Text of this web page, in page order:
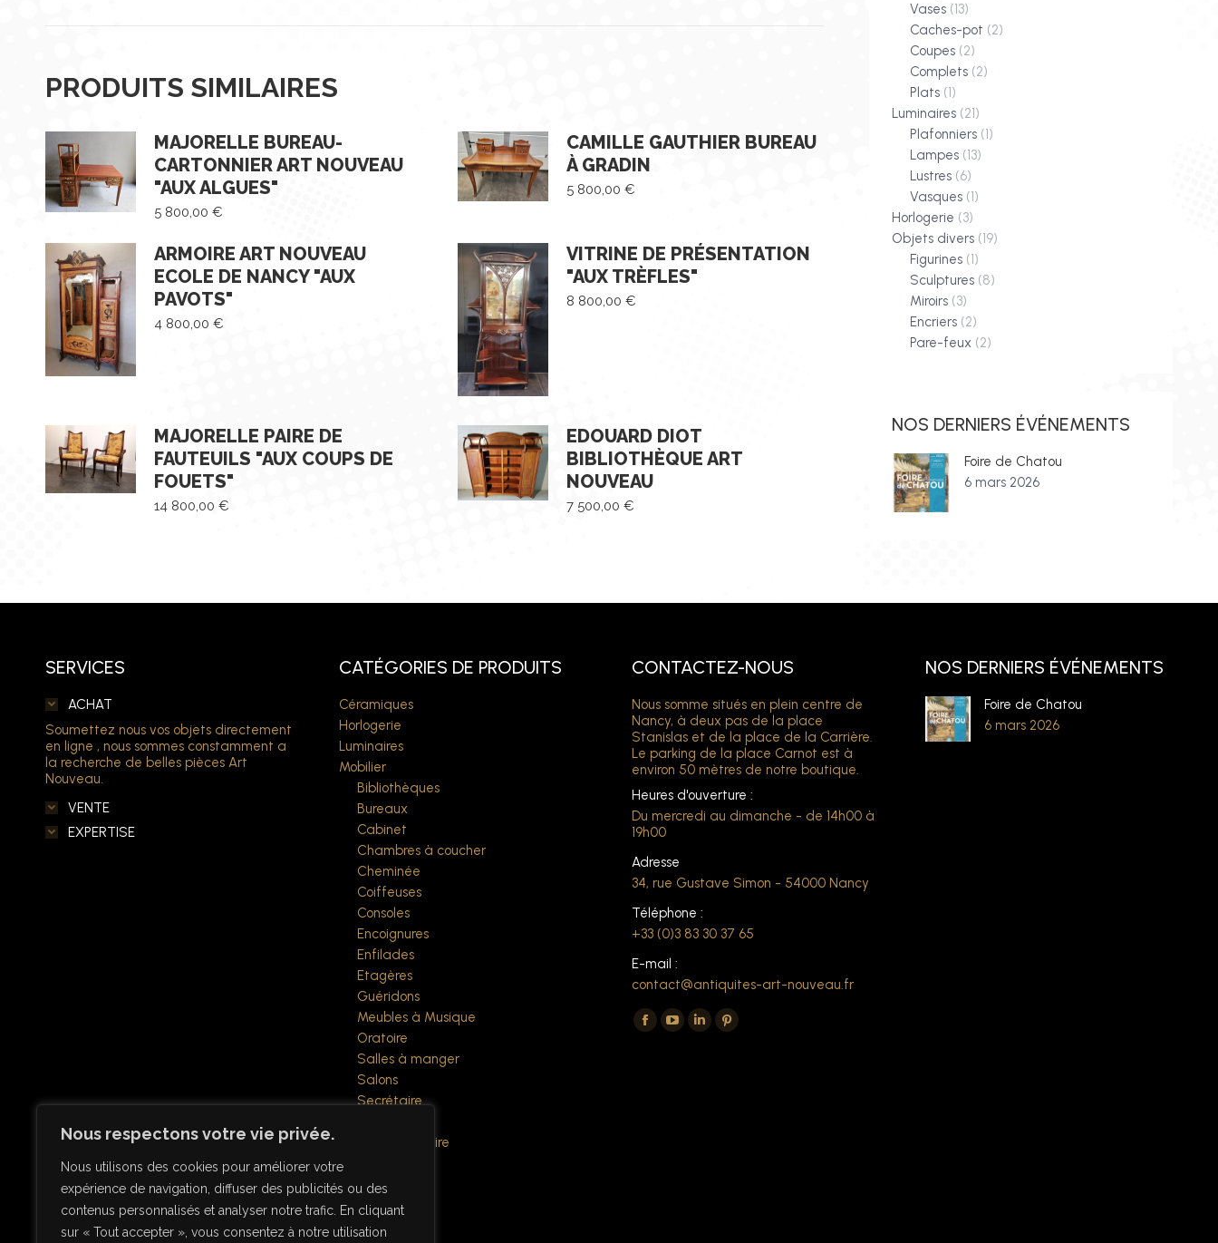
Nous respectons votre vie privée.
Nous utilisons des cookies pour améliorer votre
expérience de navigation, diffuser des publicités ou des
contenus personnalisés et analyser notre trafic. En cliquant
sur « Tout accepter », vous consentez à notre utilisation
PRODUITS SIMILAIRES
MAJORELLE BUREAU-
CARTONNIER ART NOUVEAU
"AUX ALGUES"
5 800,00 €
CAMILLE GAUTHIER BUREAU
À GRADIN
5 800,00 €
ARMOIRE ART NOUVEAU
ECOLE DE NANCY "AUX
PAVOTS"
4 800,00 €
VITRINE DE PRÉSENTATION
"AUX TRÈFLES"
8 800,00 €
MAJORELLE PAIRE DE
FAUTEUILS "AUX COUPS DE
FOUETS"
14 800,00 €
EDOUARD DIOT
BIBLIOTHÈQUE ART
NOUVEAU
7 500,00 €
Vases (13)
Caches-pot (2)
Coupes (2)
Complets (2)
Plats (1)
Luminaires (21)
Plafonniers (1)
Lampes (13)
Lustres (6)
Vasques (1)
Horlogerie (3)
Objets divers (19)
Figurines (1)
Sculptures (8)
Miroirs (3)
Encriers (2)
Pare-feux (2)
NOS DERNIERS ÉVÉNEMENTS
Foire de Chatou
6 mars 2026
SERVICES
ACHAT
Soumettez nous vos objets directement
en ligne , nous sommes constamment a
la recherche de belles pièces Art
Nouveau.
VENTE
EXPERTISE
CATÉGORIES DE PRODUITS
Céramiques
Horlogerie
Luminaires
Mobilier
Bibliothèques
Bureaux
Cabinet
Chambres à coucher
Cheminée
Coiffeuses
Consoles
Encoignures
Enfilades
Etagères
Guéridons
Meubles à Musique
Oratoire
Salles à manger
Salons
Secrétaire
Tables à écrire
Vitrines
Objets divers
Verrerie
CONTACTEZ-NOUS
Nous somme situés en plein centre de
Nancy, à deux pas de la place
Stanislas et de la place de la Carrière.
Le parking de la place Carnot est à
environ 50 mètres de notre boutique.
Heures d'ouverture :
Du mercredi au dimanche - de 14h00 à
19h00
Adresse
34, rue Gustave Simon - 54000 Nancy
Téléphone :
+33 (0)3 83 30 37 65
E-mail :
contact@antiquites-art-nouveau.fr
Trouvez nous sur :
La
La
La
La
NOS DERNIERS ÉVÉNEMENTS
Foire de Chatou
6 mars 2026